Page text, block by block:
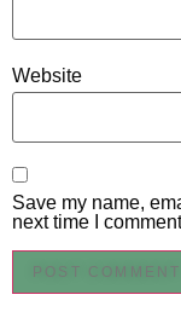
Website
Save my name,
next time I